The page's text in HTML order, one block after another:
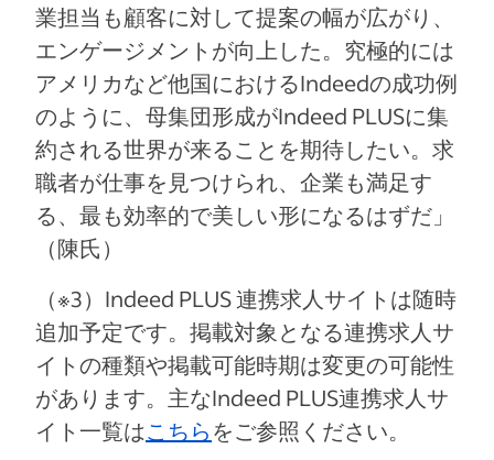
業担当も顧客に対して提案の幅が広がり、
エンゲージメントが向上した。究極的には
アメリカなど他国におけるIndeedの成功例
のように、母集団形成がIndeed PLUSに集
約される世界が来ることを期待したい。求
職者が仕事を見つけられ、企業も満足す
る、最も効率的で美しい形になるはずだ」
（陳氏）
（※3）Indeed PLUS 連携求人サイトは随時
追加予定です。掲載対象となる連携求人サ
イトの種類や掲載可能時期は変更の可能性
があります。主なIndeed PLUS連携求人サ
イト一覧はこちらをご参照ください。